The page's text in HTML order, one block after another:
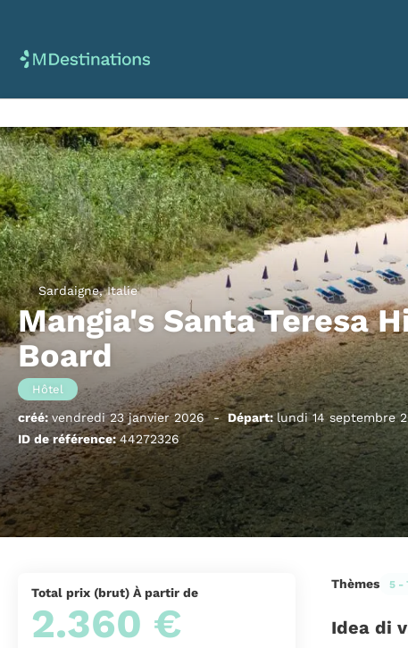
Sardaigne, Italie
Mangia's Santa Teresa
Board
Hôtel
créé:vendredi 23 janvier 2026 - Départ:lundi 14 septembre
ID de référence:44272326
Thèmes 5 -
Idea di
Total prix (brut) À partir de
2.360 €